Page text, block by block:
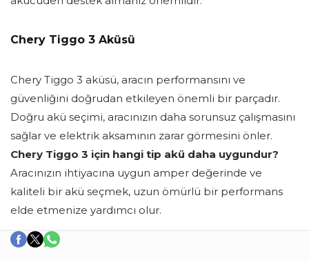
Chery Tiggo 3 Aküsü
Chery Tiggo 3 aküsü, aracın performansını ve
güvenliğini doğrudan etkileyen önemli bir parçadır.
Doğru akü seçimi, aracınızın daha sorunsuz çalışmasını
sağlar ve elektrik aksamının zarar görmesini önler.
Chery Tiggo 3 için hangi tip akü daha uygundur?
Aracınızın ihtiyacına uygun amper değerinde ve
kaliteli bir akü seçmek, uzun ömürlü bir performans
elde etmenize yardımcı olur.